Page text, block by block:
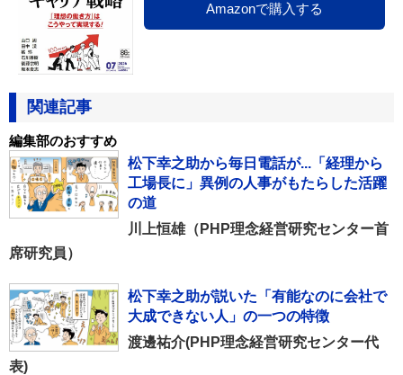
Amazonで購入する
関連記事
編集部のおすすめ
松下幸之助から毎日電話が...「経理から
工場長に」異例の人事がもたらした活躍
の道
川上恒雄（PHP理念経営研究センター首
席研究員）
松下幸之助が説いた「有能なのに会社で
大成できない人」の一つの特徴
渡邊祐介(PHP理念経営研究センター代
表)